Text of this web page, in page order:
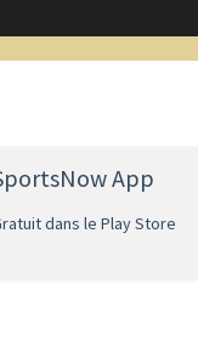
App
dans le Play Store